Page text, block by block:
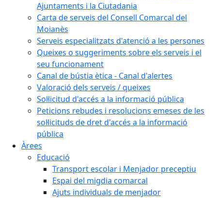
Ajuntaments i la Ciutadania
Carta de serveis del Consell Comarcal del
Moianès
Serveis especialitzats d'atenció a les persones
Queixes o suggeriments sobre els serveis i el
seu funcionament
Canal de bústia ètica - Canal d'alertes
Valoració dels serveis / queixes
Sol·licitud d'accés a la informació pública
Peticions rebudes i resolucions emeses de les
sol·licituds de dret d'accés a la informació
pública
Àrees
Educació
Transport escolar i Menjador preceptiu
Espai del migdia comarcal
Ajuts individuals de menjador